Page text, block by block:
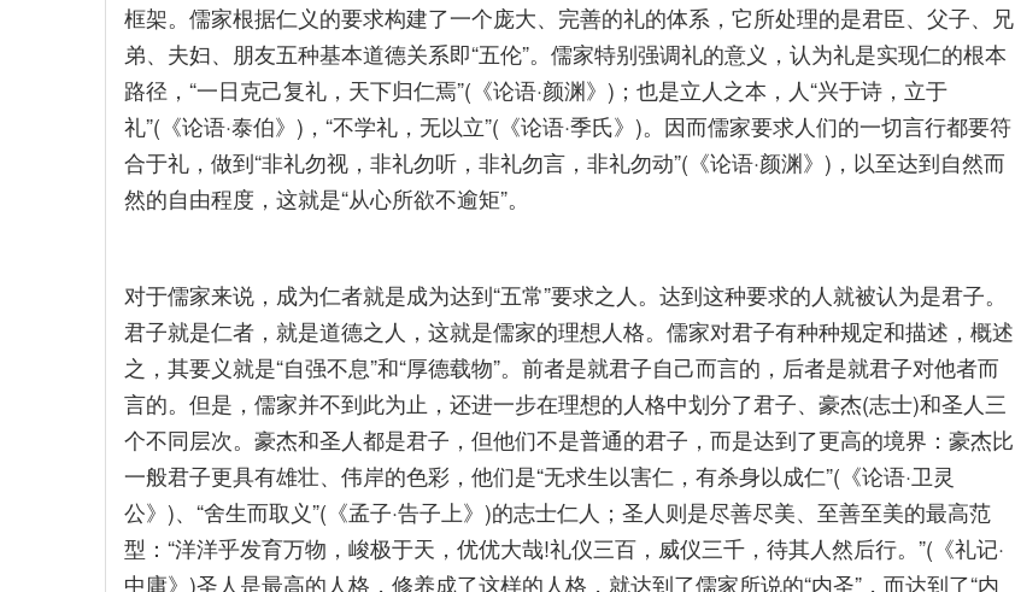
框架。儒家根据仁义的要求构建了一个庞大、完善的礼的体系，它所处理的是君臣、父子、兄
弟、夫妇、朋友五种基本道德关系即“五伦”。儒家特别强调礼的意义，认为礼是实现仁的根本
路径，“一日克己复礼，天下归仁焉”(《论语·颜渊》)；也是立人之本，人“兴于诗，立于
礼”(《论语·泰伯》)，“不学礼，无以立”(《论语·季氏》)。因而儒家要求人们的一切言行都要符
合于礼，做到“非礼勿视，非礼勿听，非礼勿言，非礼勿动”(《论语·颜渊》)，以至达到自然而
然的自由程度，这就是“从心所欲不逾矩”。
对于儒家来说，成为仁者就是成为达到“五常”要求之人。达到这种要求的人就被认为是君子。
君子就是仁者，就是道德之人，这就是儒家的理想人格。儒家对君子有种种规定和描述，概述
之，其要义就是“自强不息”和“厚德载物”。前者是就君子自己而言的，后者是就君子对他者而
言的。但是，儒家并不到此为止，还进一步在理想的人格中划分了君子、豪杰(志士)和圣人三
个不同层次。豪杰和圣人都是君子，但他们不是普通的君子，而是达到了更高的境界：豪杰比
一般君子更具有雄壮、伟岸的色彩，他们是“无求生以害仁，有杀身以成仁”(《论语·卫灵
公》)、“舍生而取义”(《孟子·告子上》)的志士仁人；圣人则是尽善尽美、至善至美的最高范
型：“洋洋乎发育万物，峻极于天，优优大哉!礼仪三百，威仪三千，待其人然后行。”(《礼记·
中庸》)圣人是最高的人格，修养成了这样的人格，就达到了儒家所说的“内圣”，而达到了“内